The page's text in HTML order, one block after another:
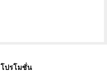
โปรโมชั่น